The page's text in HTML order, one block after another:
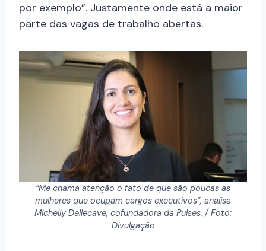
por exemplo”. Justamente onde está a maior
parte das vagas de trabalho abertas.
“Me chama atenção o fato de que são poucas as
mulheres que ocupam cargos executivos”, analisa
Michelly Dellecave, cofundadora da Pulses. / Foto:
Divulgação